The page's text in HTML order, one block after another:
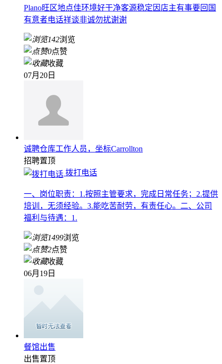
Plano旺区地点佳环境好干净客源稳定因店主有事要回国
有意者电话祥谈非诚勿扰谢谢
142浏览
0点赞
收藏
07月20日
诚聘仓库工作人员，坐标Carrollton
招聘置顶
拨打电话
一、岗位职责：1.按照主管要求，完成日常任务；2.提供
培训，无须经验。3.能吃苦耐劳，有责任心。二、公司
福利与待遇：1.
1499浏览
2点赞
收藏
06月19日
餐馆出售
出售置顶